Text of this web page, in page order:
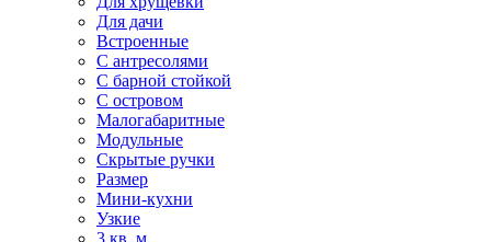
Для дачи
Встроенные
С антресолями
С барной стойкой
С островом
Малогабаритные
Модульные
Скрытые ручки
Размер
Мини-кухни
Узкие
3 кв. м.